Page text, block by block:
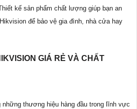
kế sản phẩm chất lượng giúp bạn an
để bảo vệ gia đình, nhà cửa hay
GIÁ RẺ VÀ CHẤT
những thương hiệu hàng đầu trong lĩnh vực